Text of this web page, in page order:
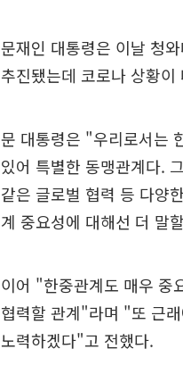
문재인 대통령은 이날 청
추진됐는데 코로나 상황
문 대통령은 "우리로서는
있어 특별한 동맹관계다.
같은 글로벌 협력 등 다양
계 중요성에 대해선 더 말
이어 "한중관계도 매우 중
협력할 관계"라며 "또 근
노력하겠다"고 전했다.